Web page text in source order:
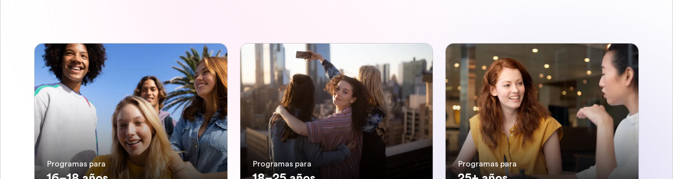
Programas para Programas para Programas para